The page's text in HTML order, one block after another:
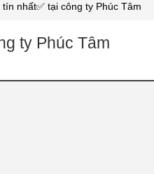
nhất✅ tại công ty Phúc Tâm
ty Phúc Tâm